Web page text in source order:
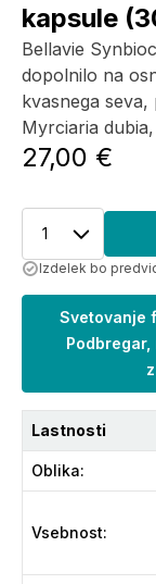
kapsule
Bellavie
dopolnilo na
kvasnega
Myrciaria
27,00 €
1
Izdelek bo
Svetovanje
Lastnosti
Oblika:
Vsebnost: